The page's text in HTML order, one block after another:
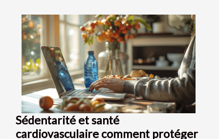
Sédentarité et santé
cardiovasculaire comment protéger